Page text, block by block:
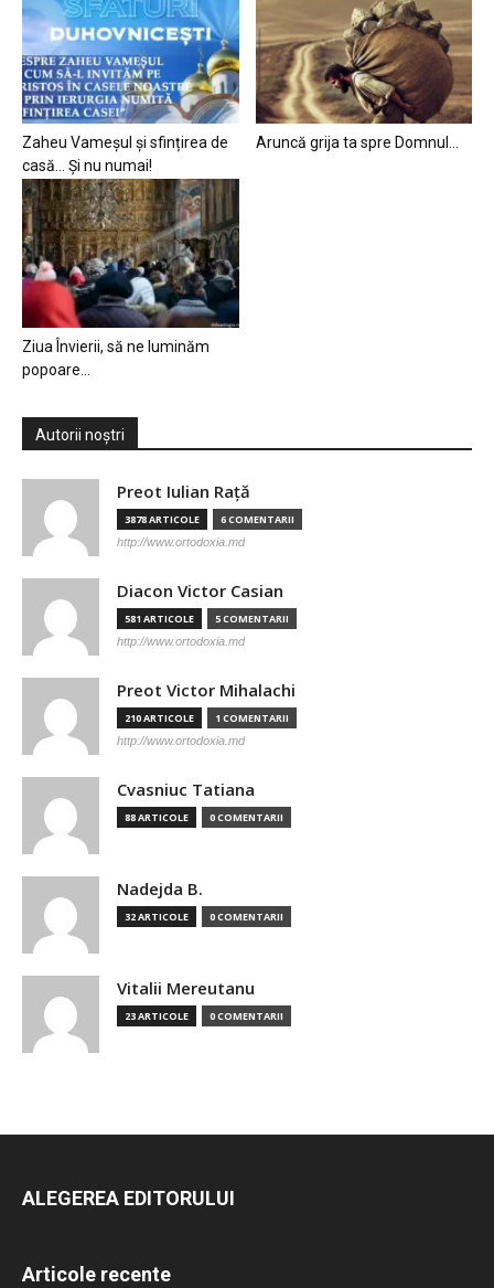
Zaheu Vameșul și sfințirea de
casă… Și nu numai!
Aruncă grija ta spre Domnul…
Ziua Învierii, să ne luminăm
popoare…
Autorii noștri
Preot Iulian Raţă
3878 ARTICOLE 6 COMENTARII
http://www.ortodoxia.md
Diacon Victor Casian
581 ARTICOLE 5 COMENTARII
http://www.ortodoxia.md
Preot Victor Mihalachi
210 ARTICOLE 1 COMENTARII
http://www.ortodoxia.md
Cvasniuc Tatiana
88 ARTICOLE 0 COMENTARII
Nadejda B.
32 ARTICOLE 0 COMENTARII
Vitalii Mereutanu
23 ARTICOLE 0 COMENTARII
ALEGEREA EDITORULUI
Articole recente